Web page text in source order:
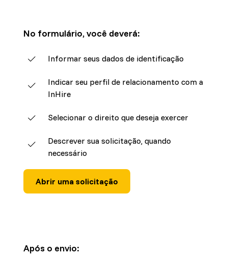
No formulário, você deverá:
Informar seus dados de identificação
Indicar seu perfil de relacionamento com a
InHire
Selecionar o direito que deseja exercer
Descrever sua solicitação, quando
necessário
Abrir uma solicitação
Após o envio: